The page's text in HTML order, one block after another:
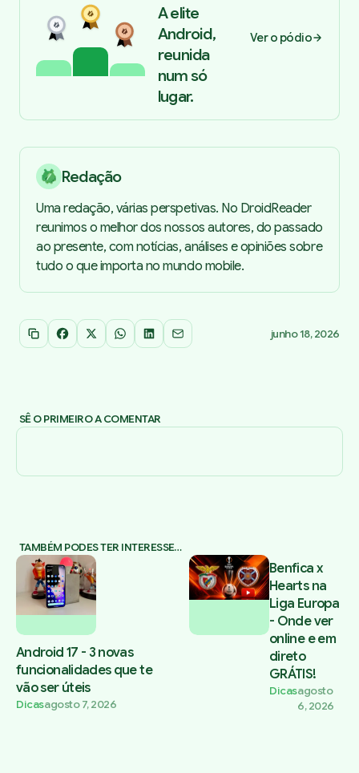
A elite
Android,
reunida
num só
lugar.
Ver o pódio
Redação
Uma redação, várias perspetivas. No DroidReader
reunimos o melhor dos nossos autores, do passado
ao presente, com notícias, análises e opiniões sobre
tudo o que importa no mundo mobile.
Copiar link
Facebook
X WhatsApp
LinkedInEmail junho 18, 2026
SÊ O PRIMEIRO A COMENTAR
TAMBÉM PODES TER INTERESSE…
Android 17 - 3 novas
funcionalidades que te
vão ser úteis
Dicasagosto 7, 2026
Benfica x
Hearts na
Liga Europa
- Onde ver
online e em
direto
GRÁTIS!
Dicasagosto
6, 2026